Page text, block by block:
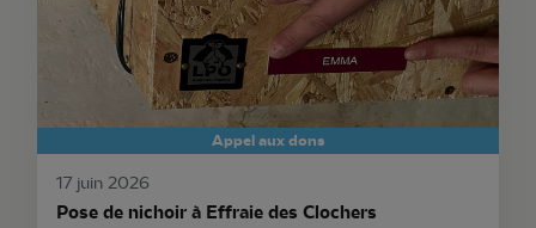
Appel aux dons
17 juin 2026
Pose de nichoir à Effraie des Clochers